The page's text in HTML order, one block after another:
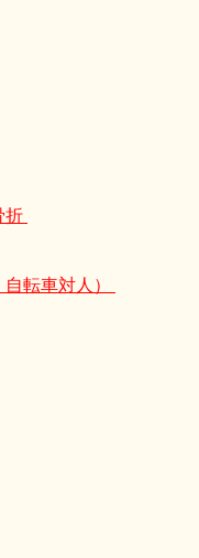
折
転車対人）